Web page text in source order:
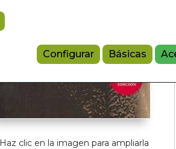
Configurar Básicas
Haz clic en la imagen para ampliarla